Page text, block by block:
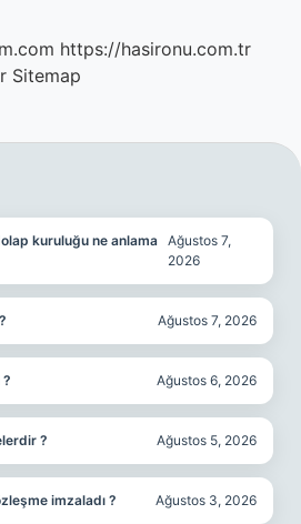
https://hasironu.com.tr
Sitemap
kuruluğu ne anlama Ağustos 7,
2026
Ağustos 7, 2026
Ağustos 6, 2026
? Ağustos 5, 2026
imzaladı ? Ağustos 3, 2026